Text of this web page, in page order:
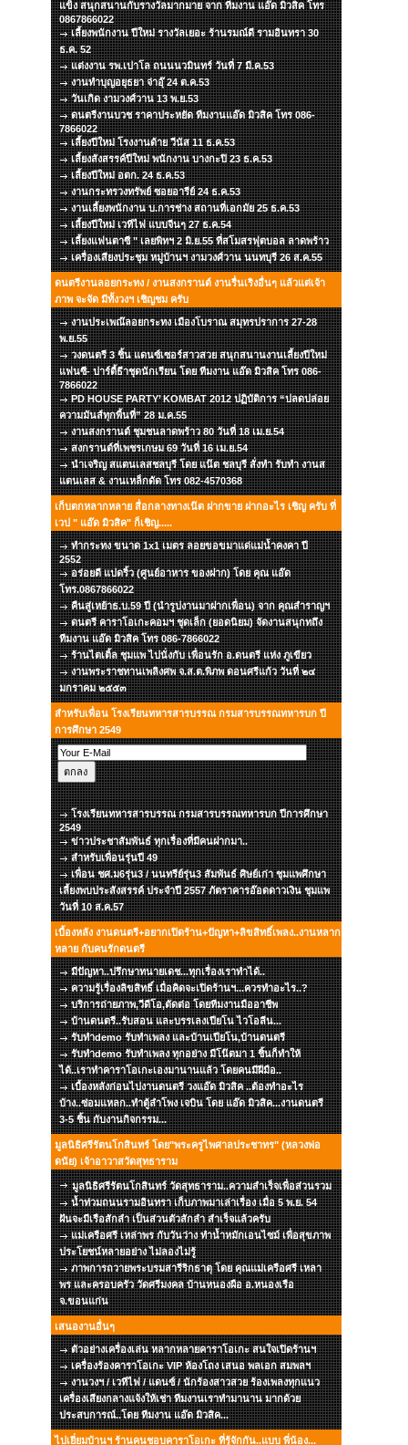
แข็ง สนุกสนานกับรางวัลมากมาย จาก ทีมงาน แอ๊ด มิวสิค โทร
0867866022
เลี้ยงพนักงาน ปีใหม่ รางวัลเยอะ ร้านรมณ์ดี รามอินทรา 30
ธ.ค. 52
แต่งงาน รพ.เปาโล ถนนนวมินทร์ วันที่ 7 มี.ค.53
งานทำบุญอยุธยา จ่าอุ๊ 24 ต.ค.53
วันเกิด งามวงศ์วาน 13 พ.ย.53
ดนตรีงานบวช ราคาประหยัด ทีมงานแอ๊ด มิวสิค โทร 086-
7866022
เลี้ยงปีใหม่ โรงงานด้าย วีนัส 11 ธ.ค.53
เลี้ยงสังสรรค์ปีใหม่ พนักงาน บางกะปิ 23 ธ.ค.53
เลี้ยงปีใหม่ อตก. 24 ธ.ค.53
งานกระทรวงทรัพย์ ซอยอารีย์ 24 ธ.ค.53
งานเลี้ยงพนักงาน บ.การช่าง สถานที่เอกมัย 25 ธ.ค.53
เลี้ยงปีใหม่ เวทีไฟ แบบจีนๆ 27 ธ.ค.54
เลี้ยงแฟนตาซี " เลยพิทฯ 2 มิ.ย.55 ที่สโมสรฟุตบอล ลาดพร้าว
เครื่องเสียงประชุม หมู่บ้านฯ งามวงศ์วาน นนทบุรี 26 ส.ค.55
ดนตรีงานลอยกระทง / งานสงกรานต์ งานรื่นเริงอื่นๆ แล้วแต่เจ้า
ภาพ จะจัด มีทั้งวงฯ เชิญชม ครับ
งานประเพณ๊ลอยกระทง เมืองโบราณ สมุทรปราการ 27-28
พ.ย.55
วงดนตรี 3 ชิ้น แดนซ์เซอร์สาวสวย สนุกสนานงานเลี้ยงปีใหม่
แฟนซี- ปาร์ตี้ธีาชุดนักเรียน โดย ทีมงาน แอ๊ด มิวสิค โทร 086-
7866022
PD HOUSE PARTY’ KOMBAT 2012 ปฏิบัติการ “ปลดปล่อย
ความมันส์ทุกพื้นที่” 28 ม.ค.55
งานสงกรานต์ ชุมชนลาดพร้าว 80 วันที่ 18 เม.ย.54
สงกรานต์ที่เพชรเกษม 69 วันที่ 16 เม.ย.54
นำเจริญ สแตนเลสชลบุรี โดย แน๊ต ชลบุรี สั่งทำ รับทำ งานส
แตนเลส & งานเหล็กดัด โทร 082-4570368
เก็บตกหลากหลาย สื่อกลางทางเน๊ต ฝากขาย ฝากอะไร เชิญ ครับ ที่
เวป " แอ๊ด มิวสิค" ก็เชิญ.....
ทำกระทง ขนาด 1x1 เมตร ลอยขอขมาแด่แม่น้ำคงคา ปี
2552
อร่อยดี แปดริ้ว (ศูนย์อาหาร ของฝาก) โดย คุณ แอ๊ด
โทร.0867866022
คืนสู่เหย้าธ.บ.59 ปี (นำรูปงานมาฝากเพื่อน) จาก คุณสำราญฯ
ดนตรี คาราโอเกะคอมฯ ชุดเล็ก (ยอดนิยม) จัดงานสนุกทถึง
ทีมงาน แอ๊ด มิวสิค โทร 086-7866022
ร้านไตเติ้ล ชุมแพ ไปนั่งกับ เพื่อนรัก อ.ดนตรี แห่ง ภูเขียว
งานพระราชทานเพลิงศพ จ.ส.ต.พิภพ ดอนศรีแก้ว วันที่ ๒๔
มกราคม ๒๕๕๓
สำหรับเพื่อน โรงเรียนทหารสารบรรณ กรมสารบรรณทหารบก ปี
การศึกษา 2549
โรงเรียนทหารสารบรรณ กรมสารบรรณทหารบก ปีการศึกษา
2549
ข่าวประชาสัมพันธ์ ทุกเรื่องที่มีคนฝากมา..
สำหรับเพื่อนรุ่นปี 49
เพื่อน ชศ.ม6รุ่น3 / นนทรีย์รุ่น3 สัมพันธ์ ศิษย์เก่า ชุมแพศึกษา
เลี้ยงพบประสังสรรค์ ประจำปี 2557 ภัตราคารอ๊อดดาวเงิน ชุมแพ
วันที่ 10 ส.ค.57
เบื้องหลัง งานดนตรี+อยากเปิดร้าน+ปัญหา+ลิขสิทธิ์เพลง..งานหลาก
หลาย กับคนรักดนตรี
มีปัญหา..ปรึกษาทนายเดช...ทุกเรื่องเราทำได้..
ความรู้เรื่องลิขสิทธิ์ เมื่อคิดจะเปิดร้านฯ...ควรทำอะไร..?
บริการถ่ายภาพ,วีดีโอ,ตัดต่อ โดยทีมงานมืออาชีพ
บ้านดนตรี..รับสอน และบรรเลงเปียโน ไวโอลีน...
รับทำdemo รับทำเพลง และบ้านเปียโน,บ้านดนตรี
รับทำdemo รับทำเพลง ทุกอย่าง มีโน๊ตมา 1 ชิ้นก็ทำให้
ได้..เราทำคาราโอเกะเองมานานแล้ว โดยคนมีฝีมือ..
เบื้องหลังก่อนไปงานดนตรี วงแอ๊ด มิวสิค ..ต้องทำอะไร
บ้าง..ซ่อมแหลก..ทำตู้ลำโพง เจบิน โดย แอ๊ด มิวสิค...งานดนตรี
3-5 ชิ้น กับงานกิจกรรม...
มูลนิธิศรีรัตนโกสินทร์ โดย"พระครูไพศาลประชาทร" (หลวงพ่อ
ดนัย) เจ้าอาวาสวัดสุทธาราม
มูลนิธิศรีรัตนโกสินทร์ วัดสุทธาราม..ความสำเร็จเพื่อส่วนรวม
น้ำท่วมถนนรามอินทรา เก็บภาพมาเล่าเรื่อง เมื่อ 5 พ.ย. 54
ฝันจะมีเรือสักลำ เป็นส่วนตัวสักลำ สำเร็จแล้วครับ
แม่เครือศรี เหล่าพร กับวันว่าง ทำน้ำหมักเอนไซม์ เพื่อสุขภาพ
ประโยชน์หลายอย่าง ไม่ลองไม่รู้
ภาพการถวายพระบรมสารีริกธาตุ โดย คุณแม่เครือศรี เหลา
พร และครอบครัว วัดศรีมงคล บ้านหนองผือ อ.หนองเรือ
จ.ขอนแก่น
เสนองานอื่นๆ
ตัวอย่างเครื่องเล่น หลากหลายคาราโอเกะ สนใจเปิดร้านฯ
เครื่องร้องคาราโอเกะ VIP ห้องโถง เสนอ พลเอก สมพลฯ
งานวงฯ / เวทีไฟ / แดนซ์ / นักร้องสาวสวย ร้องเพลงทุกแนว
เครื่องเสียงกลางแจ้งให้เช่า ทีมงานเราทำมานาน มากด้วย
ประสบการณ์..โดย ทีมงาน แอ๊ด มิวสิค...
ไปเยี่ยมบ้านฯ ร้านคนชอบคาราโอเกะ ที่รู้จักกัน..แบบ พี่น้อง...